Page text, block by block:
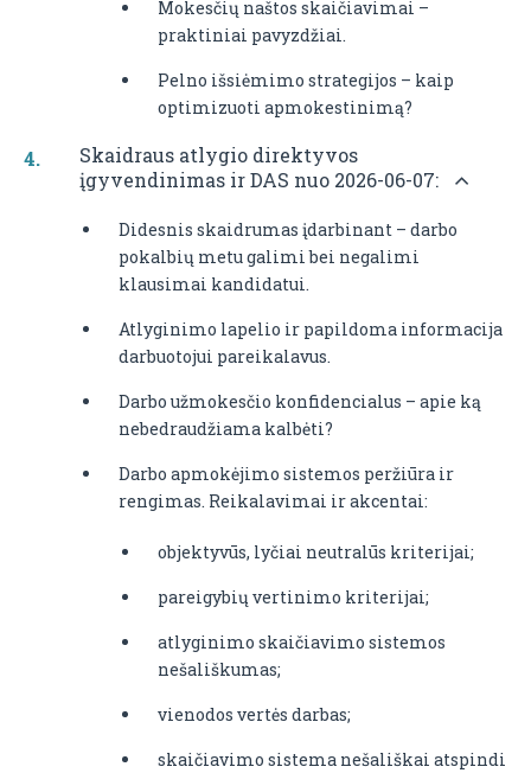
Mokesčių naštos skaičiavimai –
praktiniai pavyzdžiai.
Pelno išsiėmimo strategijos – kaip
optimizuoti apmokestinimą?
Skaidraus atlygio direktyvos
įgyvendinimas ir DAS nuo 2026-06-07:
Didesnis skaidrumas įdarbinant – darbo
pokalbių metu galimi bei negalimi
klausimai kandidatui.
Atlyginimo lapelio ir papildoma informacija
darbuotojui pareikalavus.
Darbo užmokesčio konfidencialus – apie ką
nebedraudžiama kalbėti?
Darbo apmokėjimo sistemos peržiūra ir
rengimas. Reikalavimai ir akcentai:
objektyvūs, lyčiai neutralūs kriterijai;
pareigybių vertinimo kriterijai;
atlyginimo skaičiavimo sistemos
nešališkumas;
vienodos vertės darbas;
skaičiavimo sistema nešališkai atspindi